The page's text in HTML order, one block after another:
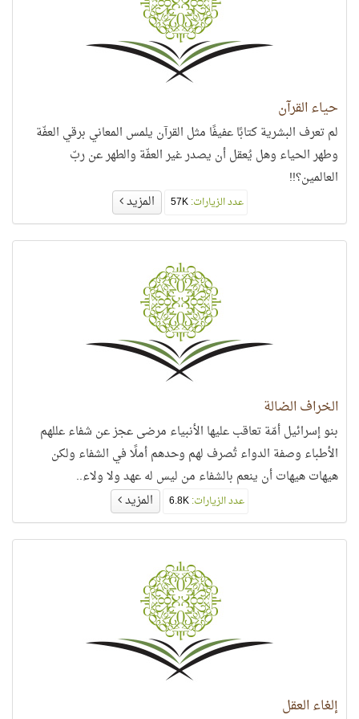
حياء القرآن
لم تعرف البشرية كتابًا عفيفًا مثل القرآن يلمس المعاني برقي العفّة
وطهر الحياء وهل يُعقل أن يصدر غير العفّة والطهر عن ربّ
العالمين؟!!
عدد الزيارات:57K المزيد
الخراف الضالة
بنو إسرائيل أمّة تعاقب عليها الأنبياء مرضى عجز عن شفاء عللهم
الأطباء وصفة الدواء تُصرف لهم وحدهم أملًا في الشفاء ولكن
هيهات هيهات أن ينعم بالشفاء من ليس له عهد ولا ولاء..
عدد الزيارات: المزيد
إلغاء العقل